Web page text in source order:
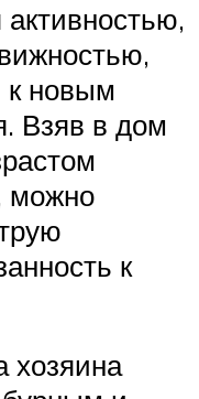
к новым
Взяв в дом
можно
к
хозяина